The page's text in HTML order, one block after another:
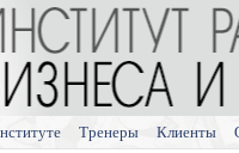
Тренеры Клиенты